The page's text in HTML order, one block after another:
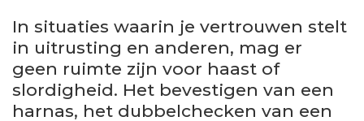
In situaties waarin je vertrouwen stelt
in uitrusting en anderen, mag er
geen ruimte zijn voor haast of
slordigheid. Het bevestigen van een
harnas, het dubbelchecken van een